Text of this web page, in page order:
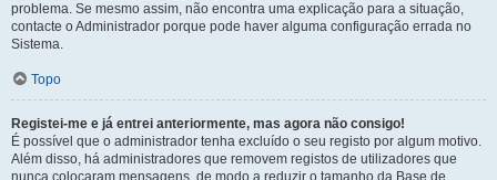
problema. Se mesmo assim, não encontra uma explicação para a situação,
contacte o Administrador porque pode haver alguma configuração errada no
Sistema.
Topo
Registei-me e já entrei anteriormente, mas agora não consigo!
É possível que o administrador tenha excluído o seu registo por algum motivo.
Além disso, há administradores que removem registos de utilizadores que
nunca colocaram mensagens, de modo a reduzir o tamanho da Base de